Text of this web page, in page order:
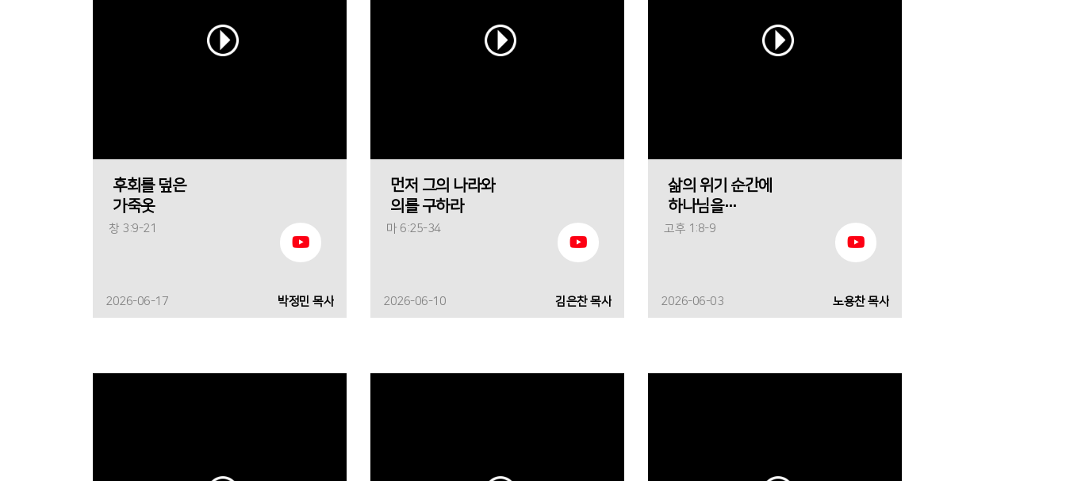
후회를 덮은
가죽옷
창 3:9-21
2026-06-17 박정민 목사
먼저 그의 나라와
의를 구하라
마 6:25-34
2026-06-10 김은찬 목사
삶의 위기 순간에
하나님을
바라보다
고후 1:8-9
2026-06-03 노용찬 목사